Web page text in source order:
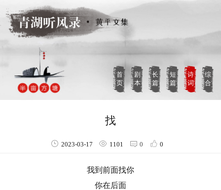
首
页
剧
本
长
篇
短
篇
诗
词
综
合
找
2023-03-17 1101 0 0
我到前面找你
你在后面